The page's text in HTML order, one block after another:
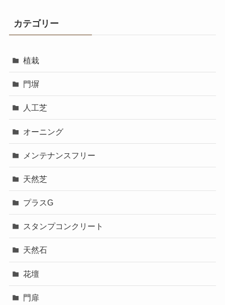
カテゴリー
植栽
門塀
人工芝
オーニング
メンテナンスフリー
天然芝
プラスG
スタンプコンクリート
天然石
花壇
門扉